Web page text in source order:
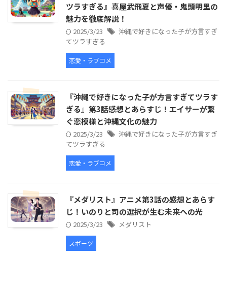
ツラすぎる』喜屋武飛夏と声優・鬼頭明里の
魅力を徹底解説！
2025/3/23
沖縄で好きになった子が方言すぎ
てツラすぎる
恋愛・ラブコメ
『沖縄で好きになった子が方言すぎてツラす
ぎる』第3話感想とあらすじ！エイサーが繋
ぐ恋模様と沖縄文化の魅力
2025/3/23
沖縄で好きになった子が方言すぎ
てツラすぎる
恋愛・ラブコメ
『メダリスト』アニメ第3話の感想とあらす
じ！いのりと司の選択が生む未来への光
2025/3/23 メダリスト
スポーツ